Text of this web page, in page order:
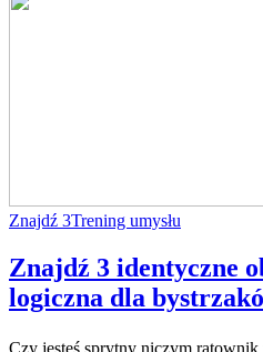
Znajdź 3Trening umysłu
Znajdź 3 identyczne
logiczna dla